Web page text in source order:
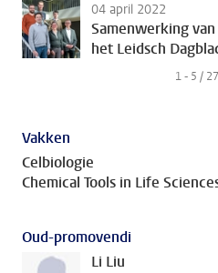
04 april 2022
Samenwerking
het Leidsch
1 - 5 / 27
Vakken
Celbiologie
Chemical Tools in Life
Oud-promovendi
Li Liu